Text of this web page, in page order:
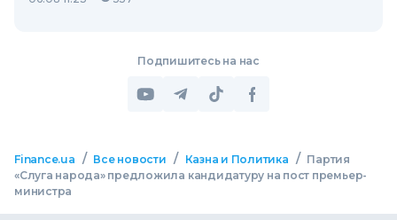
Подпишитесь на нас
Finance.ua / Все новости / Казна и Политика / Партия
«Слуга народа» предложила кандидатуру на пост премьер-
министра